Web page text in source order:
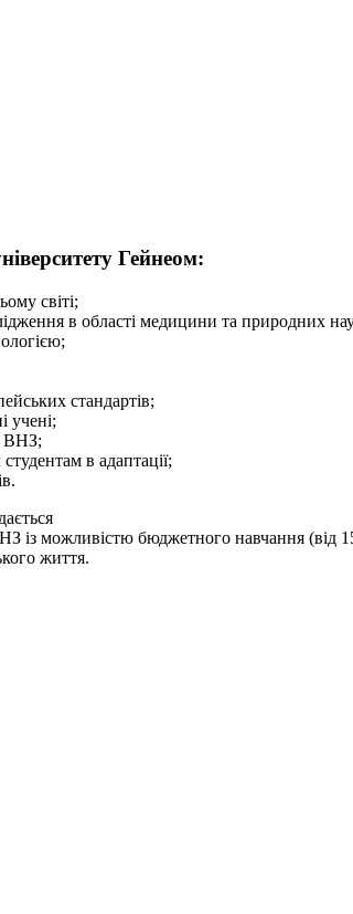
Гейнеом:
світі;
в області медицини та природних
стандартів;
учені;
ВНЗ;
в адаптації;
із можливістю бюджетного навчання (від
життя.